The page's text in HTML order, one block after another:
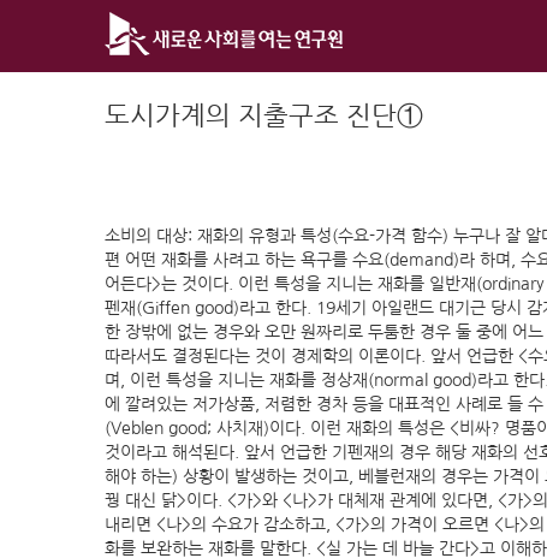
도시가계의 지출구조 진단①
소비의 대상: 재화의 유형과 특성(수요-가격 함수) 누구나 잘
편 어떤 재화를 사려고 하는 욕구를 수요(demand)라 하며, 수
어든다>는 것이다. 이런 특성을 지니는 재화를 일반재
펜재(Giffen good)라고 한다. 19세기 아일랜드 대기근 당시 감
한 장밖에 없는 경우와 오만 원짜리로 두툼한 경우 둘 중에 어
따라서도 결정된다는 것이 경제학의 이론이다. 앞서 언급한 <
며, 이런 특성을 지니는 재화를 정상재(normal good)라고 한
에 깔려있는 저가상품, 저렴한 경차 등을 대표적인 사례로 들
(Veblen good; 사치재)이다. 이런 재화의 특성은 <비싸? 명품
것이라고 해석된다. 앞서 언급한 기펜재의 경우 해당 재화의
해야 하는) 상황이 발생하는 것이고, 베블런재의 경우는 가격
꿩 대신 닭>이다. <가>와 <나>가 대체재 관계에 있다면, <가>
내리면 <나>의 수요가 감소하고, <가>의 가격이 오르면 <나>
화를 보완하는 재화를 말한다. <실 가는 데 바늘 간다>고 이해